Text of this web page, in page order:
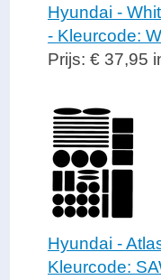
Hyundai -
- Kleurcode:
Prijs: € 37,95
Hyundai -
Kleurcode: